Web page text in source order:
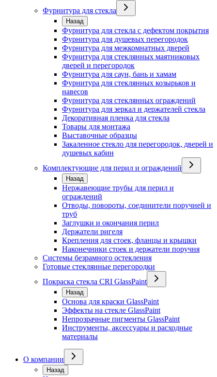
Фурнитура для стекла
Назад
Фурнитура для стекла с дефектом покрытия
Фурнитура для душевых перегородок
Фурнитура для межкомнатных дверей
Фурнитура для стеклянных маятниковых
дверей и перегородок
Фурнитура для саун, бань и хамам
Фурнитура для стеклянных козырьков и
навесов
Фурнитура для стеклянных ограждений
Фурнитура для зеркал и держателей стекла
Декоративная пленка для стекла
Товары для монтажа
Выставочные образцы
Закаленное стекло для перегородок, дверей и
душевых кабин
Комплектующие для перил и ограждений
Назад
Нержавеющие трубы для перил и
ограждений
Отводы, повороты, соединители поручней и
труб
Заглушки и окончания перил
Держатели ригеля
Крепления для стоек, фланцы и крышки
Наконечники стоек и держатели поручня
Системы безрамного остекления
Готовые стеклянные перегородки
Покраска стекла CRI GlassPaint
Назад
Основа для краски GlassPaint
Эффекты на стекле GlassPaint
Непрозрачные пигменты GlassPaint
Инструменты, аксессуары и расходные
материалы
О компании
Назад